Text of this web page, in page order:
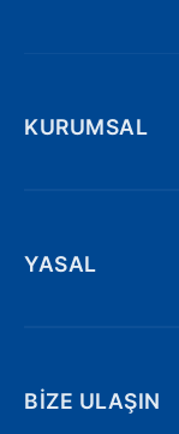
KURUMSAL
YASAL
BIZE ULAŞIN